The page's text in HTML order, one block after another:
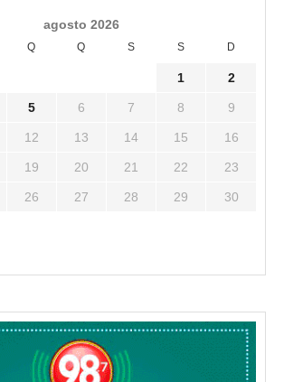
agosto 2026
Q Q S S D
1 2
5 6 7 8 9
12 13 14 15 16
19 20 21 22 23
26 27 28 29 30